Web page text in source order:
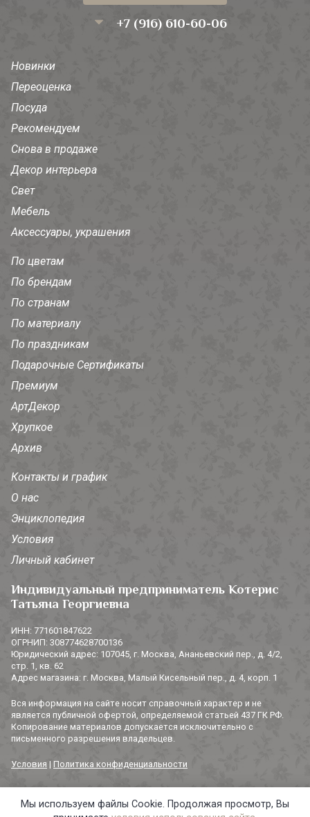
+7 (916) 610-60-06
Новинки
Переоценка
Посуда
Рекомендуем
Снова в продаже
Декор интерьера
Свет
Мебель
Аксессуары, украшения
По цветам
По брендам
По странам
По материалу
По праздникам
Подарочные Сертификаты
Премиум
АртДекор
Хрупкое
Архив
Контакты и график
О нас
Энциклопедия
Условия
Личный кабинет
Индивидуальный предприниматель Котерис
Татьяна Георгиевна
ИНН: 771601847622
ОГРНИП: 308774628700136
Юридический адрес: 107045, г. Москва, Ананьевский пер., д. 4/2,
стр. 1, кв. 62
Адрес магазина: г. Москва, Малый Кисельный пер., д. 4, корп. 1
Вся информация на сайте носит справочный характер и не
является публичной офертой, определяемой статьей 437 ГК РФ.
Копирование материалов допускается исключительно с
письменного разрешения владельцев.
Условия | Политика конфиденциальности
© 2014-2026 «3 СОРОКИ». Все права защищены.
Мы используем файлы Cookie. Продолжая просмотр, Вы